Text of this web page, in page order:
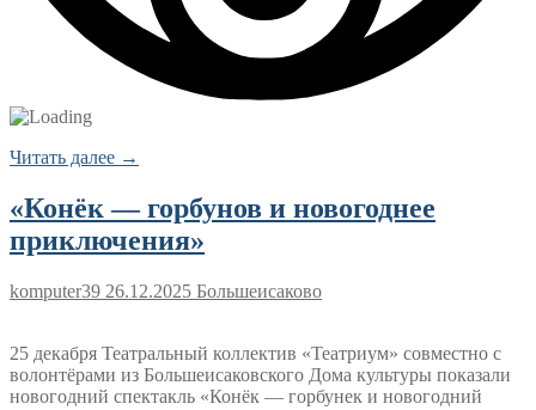
Читать далее →
«Конёк — горбунов и новогоднее
приключения»
komputer39 26.12.2025 Большеисаково
25 декабря Театральный коллектив «Театриум» совместно с
волонтёрами из Большеисаковского Дома культуры показали
новогодний спектакль «Конёк — горбунек и новогодний